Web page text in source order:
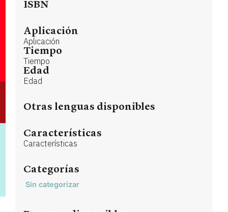
ISBN
Aplicación
Aplicación
Tiempo
Tiempo
Edad
Edad
Otras lenguas disponibles
Características
Características
Categorías
Sin categorizar